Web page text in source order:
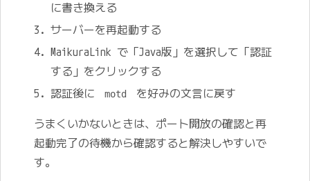
に書き換える
サーバーを再起動する
MaikuraLink で「Java版」を選択して「認証
する」をクリックする
認証後に
motd を好みの文言に戻す
うまくいかないときは、ポート開放の確認と再
起動完了の待機から確認すると解決しやすいで
す。